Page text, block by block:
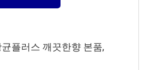
플러스 깨끗한향 본품,